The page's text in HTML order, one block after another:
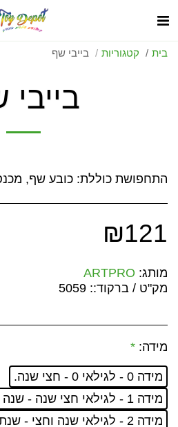
בית קטגוריות בייבי שף
התחפושת כוללת: כובע שף,
₪121
מותג: ARTPRO
מק"ט / ברקוד:: 5059
מידה: *
מידה 0 - לגילאי 0 - חצי שנה.
מידה 1 - לגילאי חצי שנה - שנה וחצי.
מידה 2 - לגילאי שנה וחצי - שנתיים וחצי.